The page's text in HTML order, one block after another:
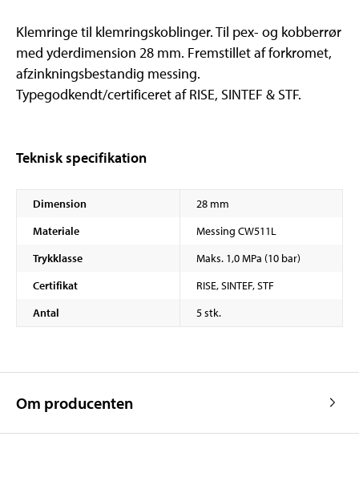
Klemringe til klemringskoblinger. Til pex- og kobberrør
med yderdimension 28 mm. Fremstillet af forkromet,
afzinkningsbestandig messing.
Typegodkendt/certificeret af RISE, SINTEF & STF.
Teknisk specifikation
Dimension
28 mm
Materiale
Messing CW511L
Trykklasse
Maks. 1,0 MPa (10 bar)
Certifikat
RISE, SINTEF, STF
Antal
5 stk.
Om producenten